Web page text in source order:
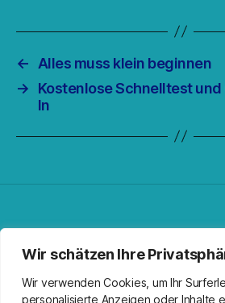
Wir schätzen Ihre
Wir verwenden Cookies, um Ihr
personalisierte Anzeigen oder Inhalte
←
Alles muss klein beginnen
→
Kostenlose Schnelltest und
In
RSS-